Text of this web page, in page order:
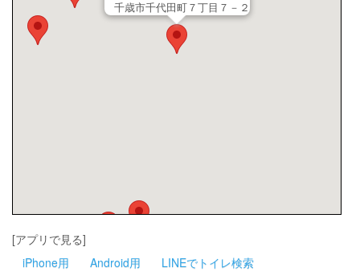
千歳市千代田町７丁目７－２
[アプリで見る]
iPhone用
Android用 LINEでトイレ検索